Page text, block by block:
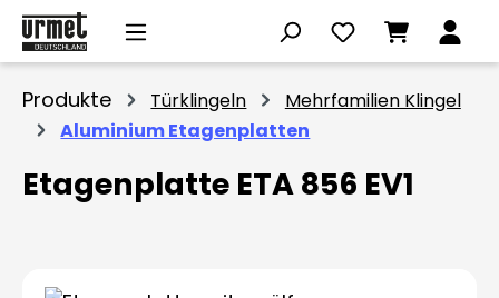
Zum Hauptinhalt springen
Produkte Türklingeln
Mehrfamilien Klingel
Aluminium Etagenplatten
Etagenplatte ETA 856 EV1
Bildergalerie überspringen